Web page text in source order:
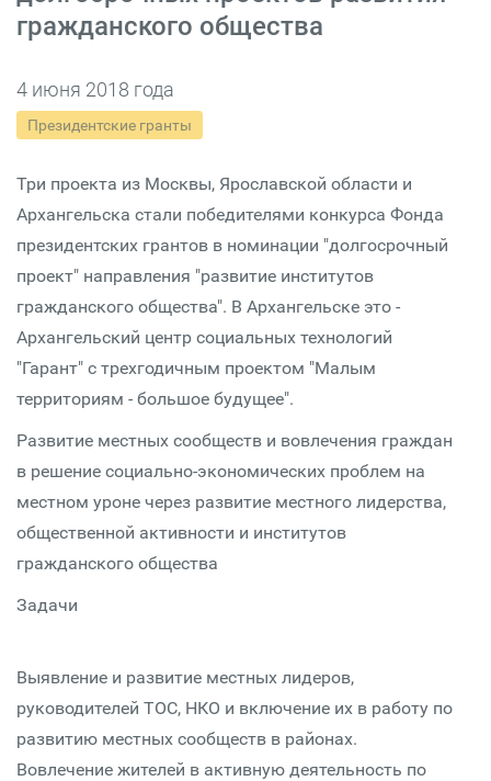
гражданского общества
4 июня 2018 года
Президентские гранты
Три проекта из Москвы, Ярославской области и
Архангельска стали победителями конкурса Фонда
президентских грантов в номинации "долгосрочный
проект" направления "развитие институтов
гражданского общества". В Архангельске это -
Архангельский центр социальных технологий
"Гарант" с трехгодичным проектом "Малым
территориям - большое будущее".
Развитие местных сообществ и вовлечения граждан
в решение социально-экономических проблем на
местном уроне через развитие местного лидерства,
общественной активности и институтов
гражданского общества
Задачи
Выявление и развитие местных лидеров,
руководителей ТОС, НКО и включение их в работу по
развитию местных сообществ в районах.
Вовлечение жителей в активную деятельность по